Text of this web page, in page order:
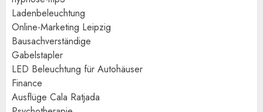
Ladenbeleuchtung
Online-Marketing Leipzig
Bausachverständige
Gabelstapler
LED Beleuchtung für Autohäuser
Finance
Ausflüge Cala Ratjada